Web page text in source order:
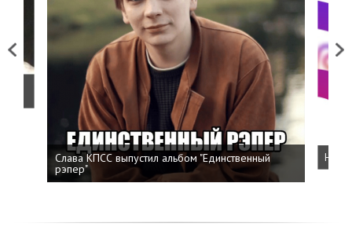
Previous
Слава КПСС выпустил альбом "Единственный
рэпер"
Next